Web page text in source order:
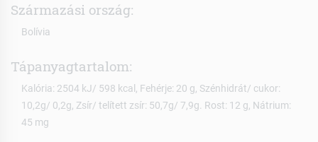
Származási ország:
Bolívia
Tápanyagtartalom:
Kalória: 2504 kJ/ 598 kcal, Fehérje: 20 g, Szénhidrát/ cukor:
10,2g/ 0,2g, Zsír/ telített zsír: 50,7g/ 7,9g. Rost: 12 g, Nátrium:
45 mg